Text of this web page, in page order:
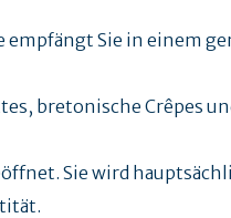
empfängt Sie in einem
bretonische Crêpes
Sie wird